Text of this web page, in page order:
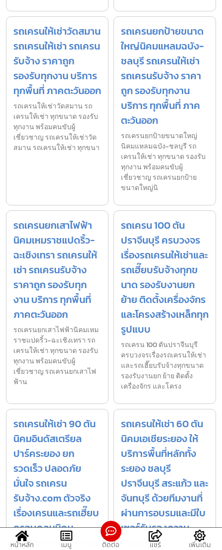
รถเครนให้เช่าวัดสมาน
รถเครนให้เช่า รถเครน
รับจ้าง ราคาถูก
รองรับทุกงาน บริการ
ทุกพื้นที่ ภาคตะวันออก
รถเครนให้เช่าวัดสมาน รถ
เครนให้เช่า ทุกขนาด รองรับ
ทุกงาน พร้อมคนขับผู้
เชี่ยวชาญ รถเครนให้เช่าวัด
สมาน รถเครนให้เช่า ทุกขนา
รถเครนยกป้ายขนาด
ใหญ่นิคมแหลมฉบัง-
ชลบุรี รถเครนให้เช่า
รถเครนรับจ้าง ราคา
ถูก รองรับทุกงาน
บริการ ทุกพื้นที่ ภาค
ตะวันออก
รถเครนยกป้ายขนาดใหญ่
นิคมแหลมฉบัง-ชลบุรี รถ
เครนให้เช่า ทุกขนาด รองรับ
ทุกงาน พร้อมคนขับผู้
เชี่ยวชาญ รถเครนยกป้าย
ขนาดใหญ่นิ
รถเครนยกเสาไฟฟ้า
นิคมเหมราชแปดริ้ว-
ฉะเชิงเทรา รถเครนให้
เช่า รถเครนรับจ้าง
ราคาถูก รองรับทุก
งาน บริการ ทุกพื้นที่
ภาคตะวันออก
รถเครนยกเสาไฟฟ้านิคมเหม
ราชแปดริ้ว-ฉะเชิงเทรา รถ
เครนให้เช่า ทุกขนาด รองรับ
ทุกงาน พร้อมคนขับผู้
เชี่ยวชาญ รถเครนยกเสาไฟ
ฟ้าน
รถเครน 100 ตัน
ปราจีนบุรี ครบวงจร
เรื่องรถเครนให้เช่าและ
รถเฮี๊ยบรับจ้างทุกข
นาด รองรับงานยก
ย้าย ติดตั้งเครื่องจักร
และโครงสร้างเหล็กทุก
รูปแบบ
รถเครน 100 ตันปราจีนบุรี
ครบวงจรเรื่องรถเครนให้เช่า
และรถเฮี๊ยบรับจ้างทุกขนาด
รองรับงานยก ย้าย ติดตั้ง
เครื่องจักร และโครง
รถเครนให้เช่า 90 ตัน
นิคมอินดัสเตรียล
ปาร์คระยอง ยก
รวดเร็ว ปลอดภัย
มั่นใจ รถเครน
รับจ้าง.com ตัวจริง
เรื่องเครนและรถเฮี๊ยบ
ครอบคลุมนิคม
อุตสาหกรรมภาคตะวัน
รถเครนให้เช่า 60 ตัน
นิคมเอเชียระยอง ให้
บริการพื้นที่หลักทั้ง
ระยอง ชลบุรี
ปราจีนบุรี สระแก้ว และ
จันทบุรี ด้วยทีมงานที่
ผ่านการอบรมและมีใบ
เซอร์รับรองความ
ปลอดภัย
หน้าหลัก เมนู ติดต่อ แชร์ เพิ่มเติม